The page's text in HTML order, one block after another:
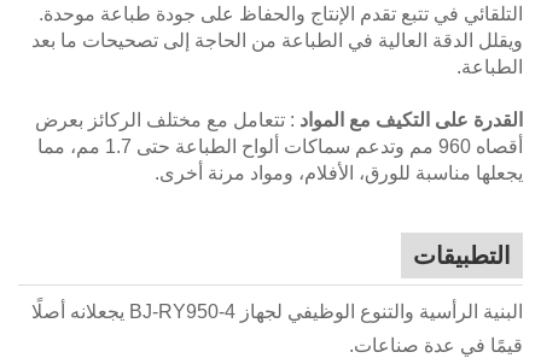
التلقائي في تتبع تقدم الإنتاج والحفاظ على جودة طباعة موحدة.
ويقلل الدقة العالية في الطباعة من الحاجة إلى تصحيحات ما بعد
الطباعة.
القدرة على التكيف مع المواد : تتعامل مع مختلف الركائز بعرض
أقصاه 960 مم وتدعم سماكات ألواح الطباعة حتى 1.7 مم، مما
يجعلها مناسبة للورق، الأفلام، ومواد مرنة أخرى.
التطبيقات
البنية الرأسية والتنوع الوظيفي لجهاز BJ-RY950-4 يجعلانه أصلًا
قيمًا في عدة صناعات.